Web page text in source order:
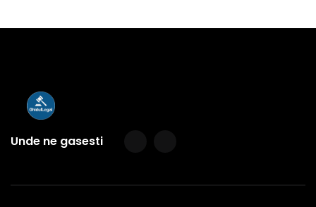
Unde ne gasesti